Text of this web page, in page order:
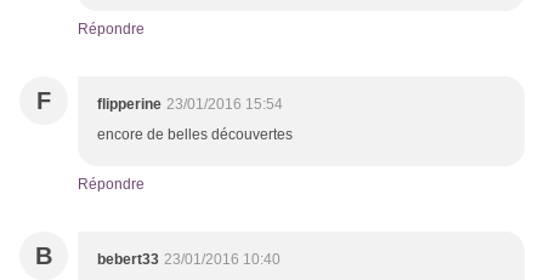
Répondre
F flipperine 23/01/2016 15:54
encore de belles découvertes
Répondre
B bebert33 23/01/2016 10:40